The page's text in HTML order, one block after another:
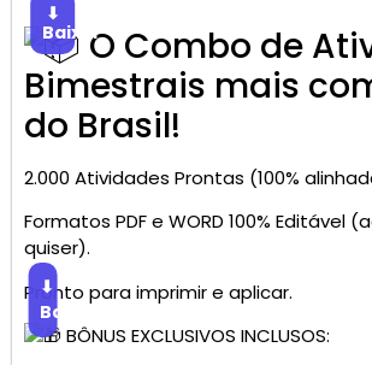
⬇
BaixarO Combo de
Bimestrais mais
do Brasil!
2.000 Atividades Prontas (100%
Formatos PDF e WORD 100% Editável
quiser).
Pronto para imprimir e aplicar.
⬇
Baixar
BÔNUS EXCLUSIVOS INCLUSOS: